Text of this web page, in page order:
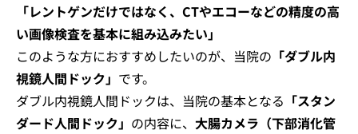
「レントゲンだけではなく、CTやエコーなどの精度の高
い画像検査を基本に組み込みたい」
このような方におすすめしたいのが、当院の 「ダブル内
視鏡人間ドック」 です。
ダブル内視鏡人間ドックは、当院の基本となる 「スタン
ダード人間ドック」 の内容に、 大腸カメラ（下部消化管